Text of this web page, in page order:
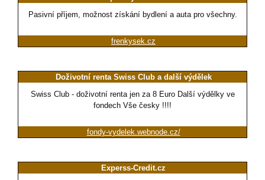
Pasivní příjem, možnost získání bydlení a auta pro všechny.
frenkysek.cz
Doživotní renta Swiss Club a další výdělek
Swiss Club - doživotní renta jen za 8 Euro Další výdělky ve
fondech Vše česky !!!!
fondy-vydelek.webnode.cz/
Experss-Credit.cz